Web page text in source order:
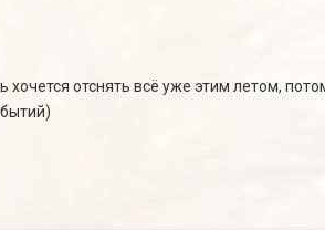
отснять всё уже этим летом,